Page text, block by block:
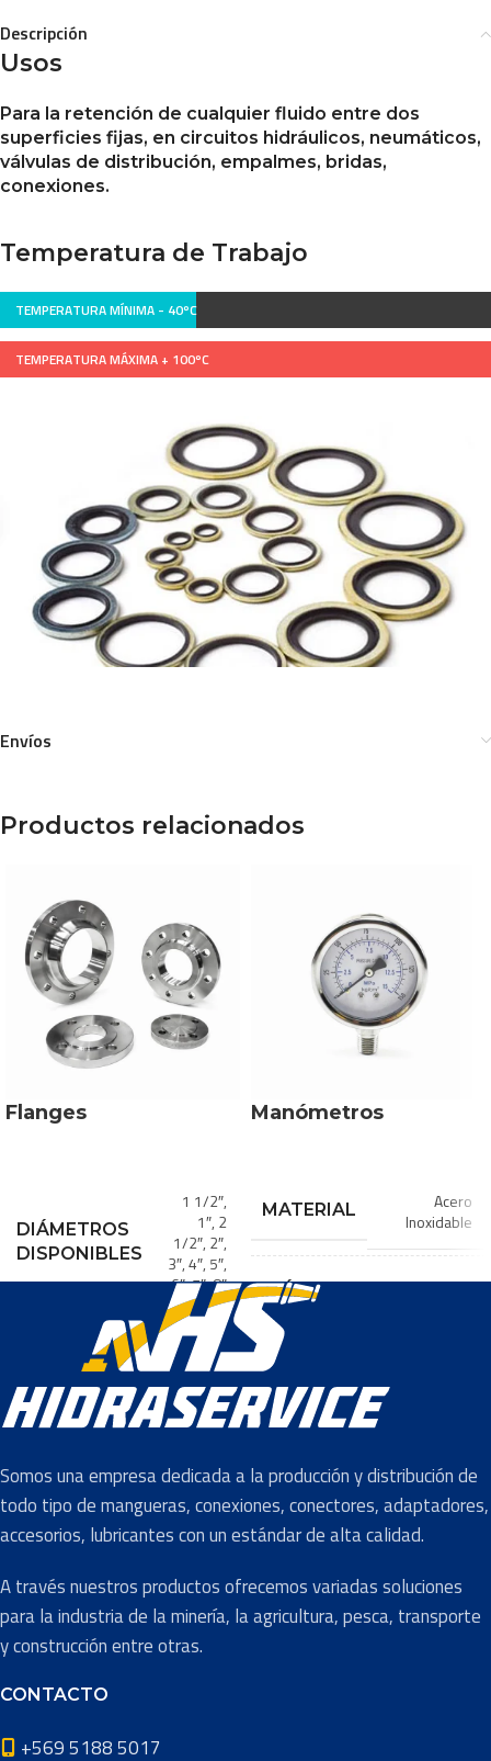
Descripción
Usos
Para la retención de cualquier fluido entre dos
superficies fijas, en circuitos hidráulicos, neumáticos,
válvulas de distribución, empalmes, bridas,
conexiones.
Temperatura de Trabajo
TEMPERATURA MÍNIMA - 40ºC
TEMPERATURA MÁXIMA + 100ºC
Envíos
Productos relacionados
Flanges
DIÁMETROS
DISPONIBLES
1 1/2″,
1″, 2
1/2″, 2″,
3″,4″, 5″,
6″,7″,8″
MATERIAL
Acero al
Carbono,
Acero Duplex,
Acero
Inoxidable
Inoxidable
316 ,PVC
Manómetros
MATERIAL
Acero
Inoxidable
DIÁMETROS
DE ESFERA
MEDIDAS
PRESIÓN
PSI
PSI,5000 PSI,
6000 PSI
Somos una empresa dedicada a la producción y distribución de
todo tipo de mangueras, conexiones, conectores, adaptadores,
accesorios, lubricantes con un estándar de alta calidad.
A través nuestros productos ofrecemos variadas soluciones
para la industria de la minería, la agricultura, pesca, transporte
y construcción entre otras.
CONTACTO
+569 5188 5017